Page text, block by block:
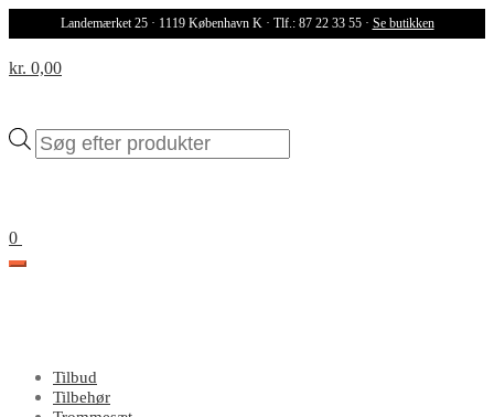
Landemærket 25 · 1119 København K · Tlf.: 87 22 33 55 · Se butikken
Products
search
kr. 0,00
0
Tilbud
Tilbehør